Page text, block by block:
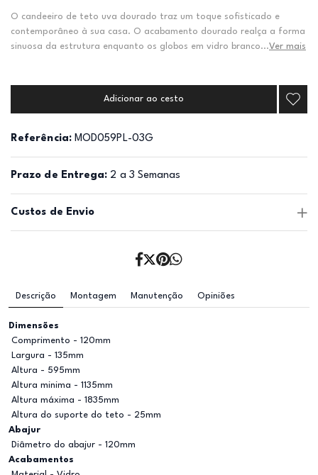
O candeeiro de teto uva dourado traz um toque sofisticado e
contemporâneo à sua casa. O acabamento dourado realça a forma
sinuosa da estrutura enquanto os globos em vidro branco...Ver mais
Adicionar ao cesto
Referência: MOD059PL-03G
Prazo de Entrega: 2 a 3 Semanas
Custos de Envio
Descrição Montagem Manutenção Opiniões
Dimensões
Comprimento - 120mm
Largura - 135mm
Altura - 595mm
Altura minima - 1135mm
Altura máxima - 1835mm
Altura do suporte do teto - 25mm
Abajur
Diâmetro do abajur - 120mm
Acabamentos